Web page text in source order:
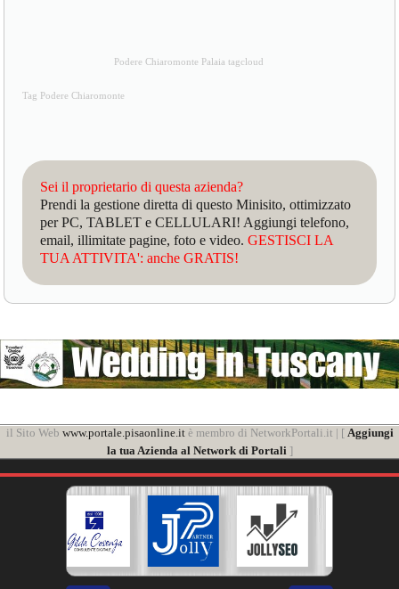
Podere Chiaromonte Palaia tagcloud
Tag Podere Chiaromonte
Sei il proprietario di questa azienda?
Prendi la gestione diretta di questo Minisito, ottimizzato
per PC, TABLET e CELLULARI! Aggiungi telefono,
email, illimitate pagine, foto e video.GESTISCI LA
TUA ATTIVITA': anche GRATIS!
il Sito Web www.portale.pisaonline.itè membro di NetworkPortali.it | [ Aggiungi
la tua Azienda al Network di Portali]